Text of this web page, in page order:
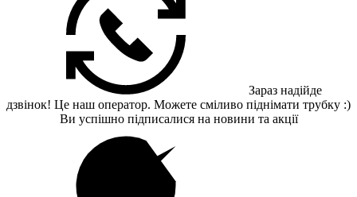
Зараз надійде
дзвінок! Це наш оператор. Можете сміливо піднімати трубку :)
Ви успішно підписалися на новини та акції